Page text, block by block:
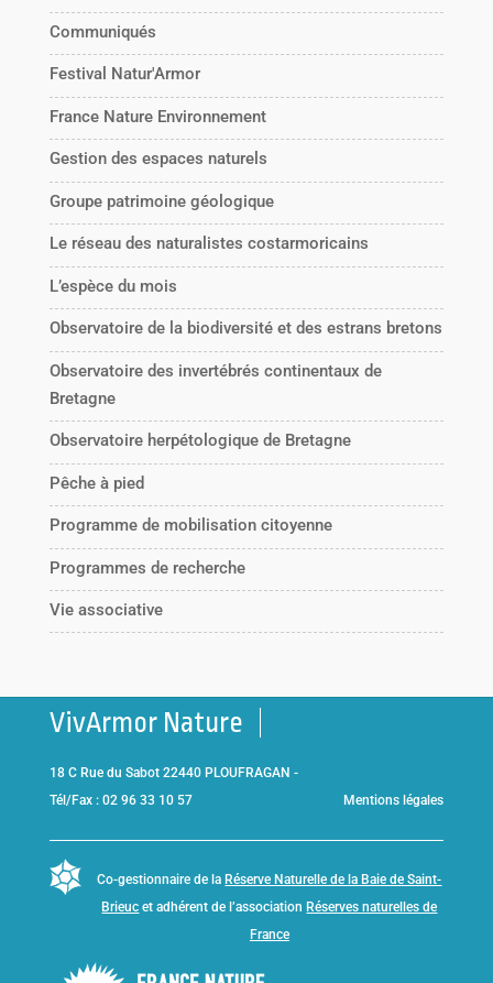
Communiqués
Festival Natur'Armor
France Nature Environnement
Gestion des espaces naturels
Groupe patrimoine géologique
Le réseau des naturalistes costarmoricains
L’espèce du mois
Observatoire de la biodiversité et des estrans bretons
Observatoire des invertébrés continentaux de
Bretagne
Observatoire herpétologique de Bretagne
Pêche à pied
Programme de mobilisation citoyenne
Programmes de recherche
Vie associative
VivArmor Nature
18 C Rue du Sabot 22440 PLOUFRAGAN -
Tél/Fax : 02 96 33 10 57
Mentions légales
Co-gestionnaire de la Réserve Naturelle de la Baie de Saint-
Brieuc et adhérent de l’association Réserves naturelles de
France